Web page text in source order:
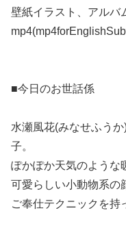
壁紙イラスト、アルバ
■今日のお世話係
水瀬風花(みなせふう
子。
ぽかぽか天気のような
可愛らしい小動物系の
ご奉仕テクニックを